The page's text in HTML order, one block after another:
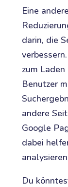
Eine
darin, die
zum
Benutzer
andere
Google
dabei
Du